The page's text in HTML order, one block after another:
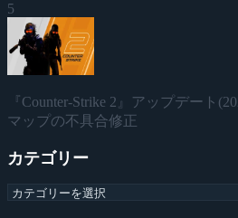
5
『Counter-Strike 2』アップデート
マップの不具合修正
カテゴリー